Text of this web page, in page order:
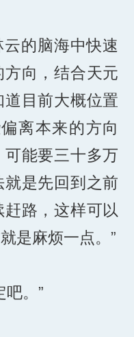
的脑海中快速
向，结合天元
目前大概位置
离本来的方向
能要三十多万
是先回到之前
路，这样可以
是麻烦一点。”
。”